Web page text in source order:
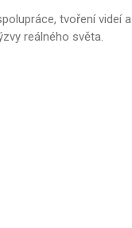
tvoření videí a
reálného světa.